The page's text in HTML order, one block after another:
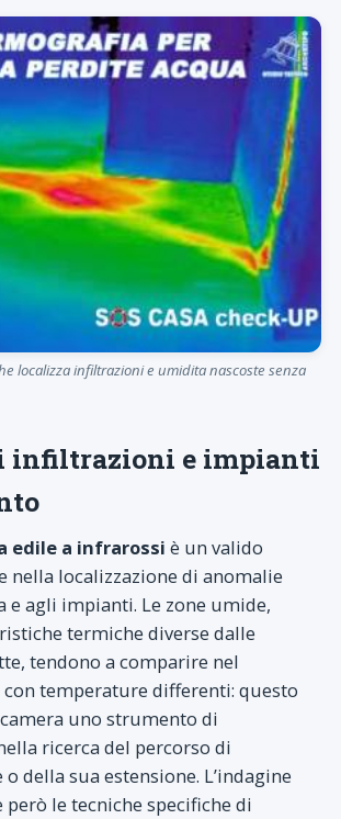
localizza infiltrazioni e umidita nascoste senza
infiltrazioni e impianti
edile a infrarossi è un valido
nella localizzazione di anomalie
e agli impianti. Le zone umide,
termiche diverse dalle
tendono a comparire nel
temperature differenti: questo
uno strumento di
ricerca del percorso di
della sua estensione. L’indagine
le tecniche specifiche di